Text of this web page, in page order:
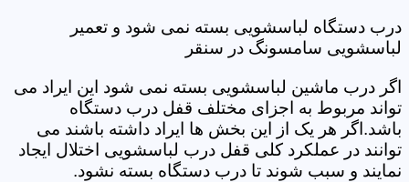
درب دستگاه لباسشویی بسته نمی شود و تعمیر
لباسشویی سامسونگ در سنقر
اگر درب ماشین لباسشویی بسته نمی شود این ایراد می
تواند مربوط به اجزای مختلف قفل درب دستگاه
باشد.اگر هر یک از این بخش ها ایراد داشته باشند می
توانند در عملکرد کلی قفل درب لباسشویی اختلال ایجاد
نمایند و سبب شوند تا درب دستگاه بسته نشود.